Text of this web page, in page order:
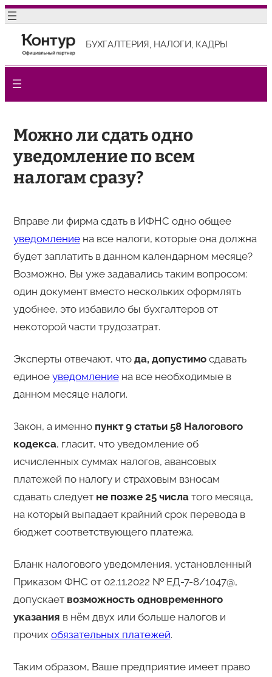
Перейти
содержимому
БУХГАЛТЕРИЯ, НАЛОГИ, КАДРЫ
Можно ли сдать одно
уведомление по всем
налогам сразу?
Вправе ли фирма сдать в ИФНС одно общее
уведомлениена все налоги, которые она должна
будет заплатить в данном календарном месяце?
Возможно, Вы уже задавались таким вопросом:
один документ вместо нескольких оформлять
удобнее, это избавило бы бухгалтеров от
некоторой части трудозатрат.
Эксперты отвечают, что да, допустимосдавать
единое уведомлениена все необходимые в
данном месяце налоги.
Закон, а именно пункт 9 статьи 58 Налогового
кодекса, гласит, что уведомление об
исчисленных суммах налогов, авансовых
платежей по налогу и страховым взносам
сдавать следует не позже 25 числатого месяца,
на который выпадает крайний срок перевода в
бюджет соответствующего платежа.
Бланк налогового уведомления, установленный
Приказом ФНС от 02.11.2022 № ЕД-7-8/1047@,
допускает возможность одновременного
указания в нём двух или больше налогов и
прочих обязательных платежей.
Таким образом, Ваше предприятие имеет право